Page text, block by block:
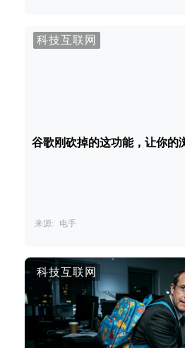
科技互联网
谷歌刚砍掉的这功能，让你的
来源: 电手
科技互联网